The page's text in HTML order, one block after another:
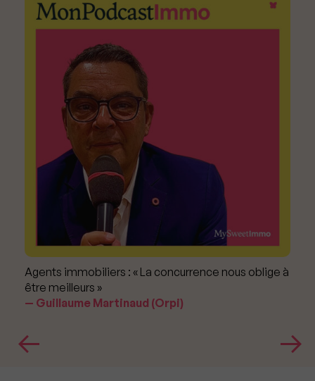
Agents immobiliers : « La concurrence nous oblige à
être meilleurs »
Guillaume Martinaud (Orpi)